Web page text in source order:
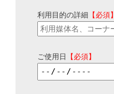
利用目的の詳細 【必須】
ご使用日 【必須】